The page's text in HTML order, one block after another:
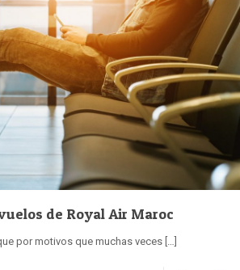
de Royal Air Maroc
por motivos que muchas veces […]